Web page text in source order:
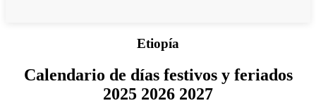
Etiopía
Calendario de días festivos y feriados
2025 2026 2027